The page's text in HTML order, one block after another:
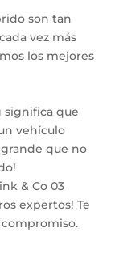
son tan
vez más
los mejores
significa que
vehículo
que no
& Co 03
expertos! Te